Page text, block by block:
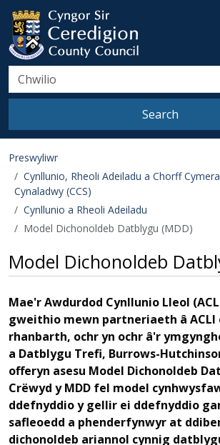
Skip to main content
Ceredigion County
Search
Search
Preswyliwr
Cynllunio, Rheoli Adeiladu a Chorff
Cynaladwy (CCS)
Cynllunio a Rheoli Adeiladu
Model Dichonoldeb Datblygu (MDD)
Model Dichonoldeb
Mae'r Awdurdod Cynllunio Lleol
gweithio mewn partneriaeth â ACLl
rhanbarth, ochr yn ochr â'r
a Datblygu Trefi, Burrows-
offeryn asesu Model Dichonoldeb
Crëwyd y MDD fel model
ddefnyddio y gellir ei ddefnyddio
safleoedd a phenderfynwyr at
dichonoldeb ariannol cynnig